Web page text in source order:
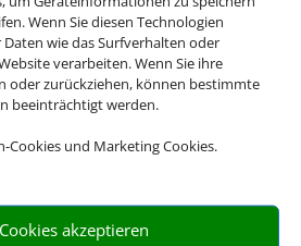
Wenn Sie diesen Technologien
wie das Surfverhalten oder
verarbeiten. Wenn Sie ihre
oder zurückziehen, können bestimmte
beeinträchtigt werden.
Cookies und Marketing Cookies.
akzeptieren